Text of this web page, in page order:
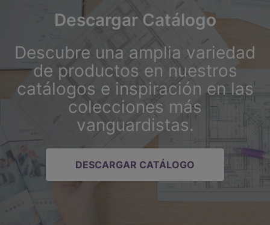
Descargar Catálogo
Descubre una amplia variedad
de productos en nuestros
catálogos e inspiración en las
colecciones más
vanguardistas.
DESCARGAR CATÁLOGO